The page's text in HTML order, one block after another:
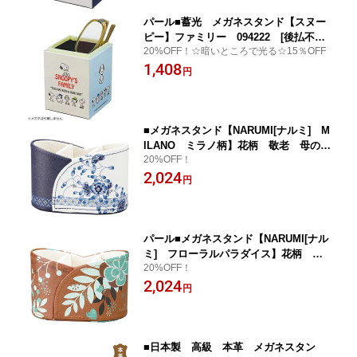
パール■蓄光 メガネスタンド【スヌー
ピー】ファミリー 094222 [後払不可]
【楽ギフ_包装選択】
20%OFF！☆暗いところで光る☆15％OFF
1,408 円
■メガネスタンド【NARUMI[ナルミ] M
ILANO ミラノ柄】花柄 敬老 母の
日 誕生日 ギフト おしゃれ ブル
ー 094249 パール [後払不可]【楽ギフ
20%OFF！
2,024 円
パール■メガネスタンド【NARUMI[ナル
ミ] フローラルパラダイス】花柄 敬
老 母の日 誕生日 ギフト おしゃ
れ ブラウン 094250 [後払不可]【楽
20%OFF！
2,024 円
■日本製 高級 本革 メガネスタン